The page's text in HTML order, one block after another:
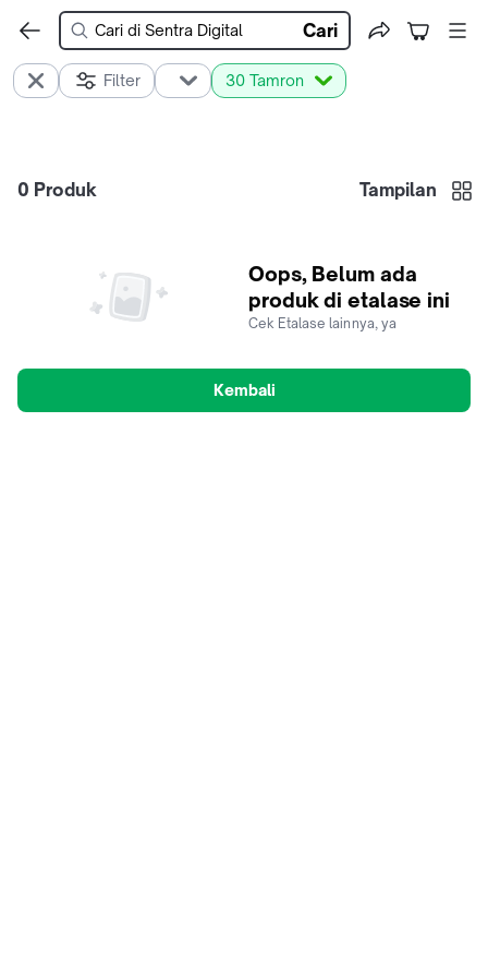
Cari
Filter 30 Tamron
0 Produk Tampilan
Oops, Belum ada
produk di etalase ini
Cek Etalase lainnya, ya
Kembali